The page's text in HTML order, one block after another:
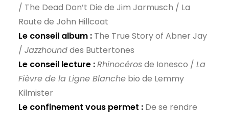
/ The Dead Don’t Die de Jim Jarmusch / La
Route de John Hillcoat
Le conseil album : The True Story of Abner Jay
/ Jazzhounddes Buttertones
Le conseil lecture :Rhinocérosde Ionesco / La
Fièvre de la Ligne Blanche bio de Lemmy
Kilmister
Le confinement vous permet : De se rendre